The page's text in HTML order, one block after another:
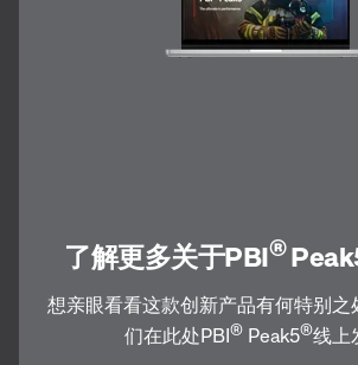
了解更多关于PBI®
想亲眼看看这款创新产品有何特别之
们在此处PBI®Peak5®线上